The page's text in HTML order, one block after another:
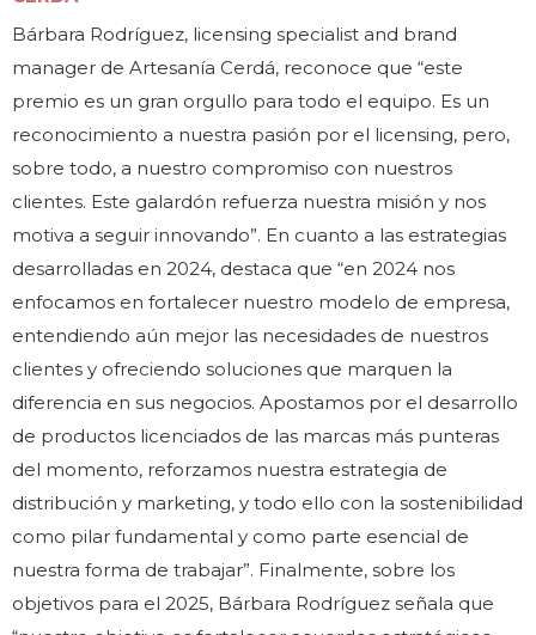
Bárbara Rodríguez, licensing specialist and brand
manager de Artesanía Cerdá, reconoce que “este
premio es un gran orgullo para todo el equipo. Es un
reconocimiento a nuestra pasión por el licensing, pero,
sobre todo, a nuestro compromiso con nuestros
clientes. Este galardón refuerza nuestra misión y nos
motiva a seguir innovando”. En cuanto a las estrategias
desarrolladas en 2024, destaca que “en 2024 nos
enfocamos en fortalecer nuestro modelo de empresa,
entendiendo aún mejor las necesidades de nuestros
clientes y ofreciendo soluciones que marquen la
diferencia en sus negocios. Apostamos por el desarrollo
de productos licenciados de las marcas más punteras
del momento, reforzamos nuestra estrategia de
distribución y marketing, y todo ello con la sostenibilidad
como pilar fundamental y como parte esencial de
nuestra forma de trabajar”. Finalmente, sobre los
objetivos para el 2025, Bárbara Rodríguez señala que